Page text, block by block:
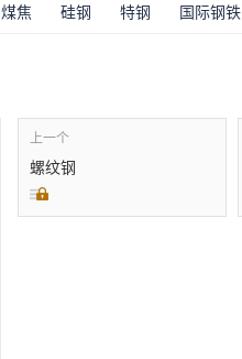
煤焦 硅钢 特钢 国际钢铁
上一个
螺纹钢